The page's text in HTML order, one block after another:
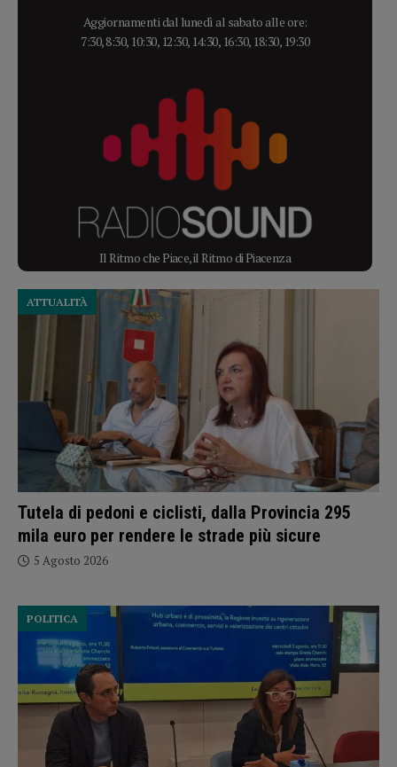
Aggiornamenti dal lunedì al sabato alle ore:
7:30, 8:30, 10:30, 12:30, 14:30, 16:30, 18:30, 19:30
Il Ritmo che Piace, il Ritmo di Piacenza
Tutela di pedoni e ciclisti, dalla Provincia 295
mila euro per rendere le strade più sicure
ATTUALITÀ
5 Agosto 2026
POLITICA